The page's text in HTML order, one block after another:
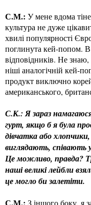
С.М.: У мене вдома
культура не дуже
хвилі популярності
поглинута кей-попом. В
відповідників. Не знаю,
ніші аналогічній кей-
продукт виключно
американського,
С.К.: Я зараз
гурт, якщо б я була
дівчатка або
виглядають, співають
Це можливо, правда?
наші великі лейбли
це могло би залетіти.
З іншого боку, я